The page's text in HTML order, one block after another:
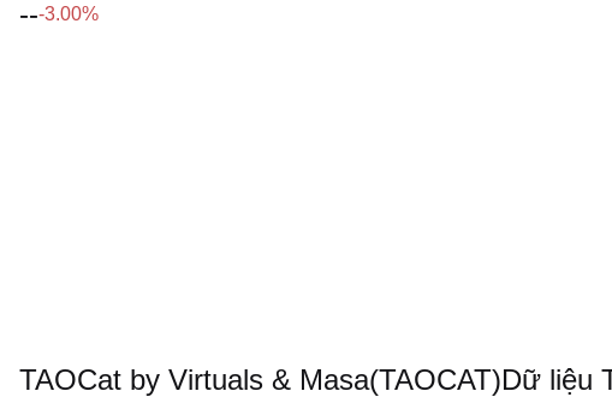
---3.00%
TAOCat by Virtuals & Masa(TAOCAT)Dữ liệu